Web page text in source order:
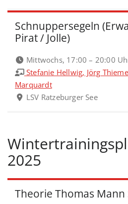
Schnuppersegeln
Pirat / Jolle)
Mittwochs, 17:00 – 20:00
Stefanie Hellwig, Jörg
Marquardt
LSV Ratzeburger See
2025
Theorie Thomas Mann